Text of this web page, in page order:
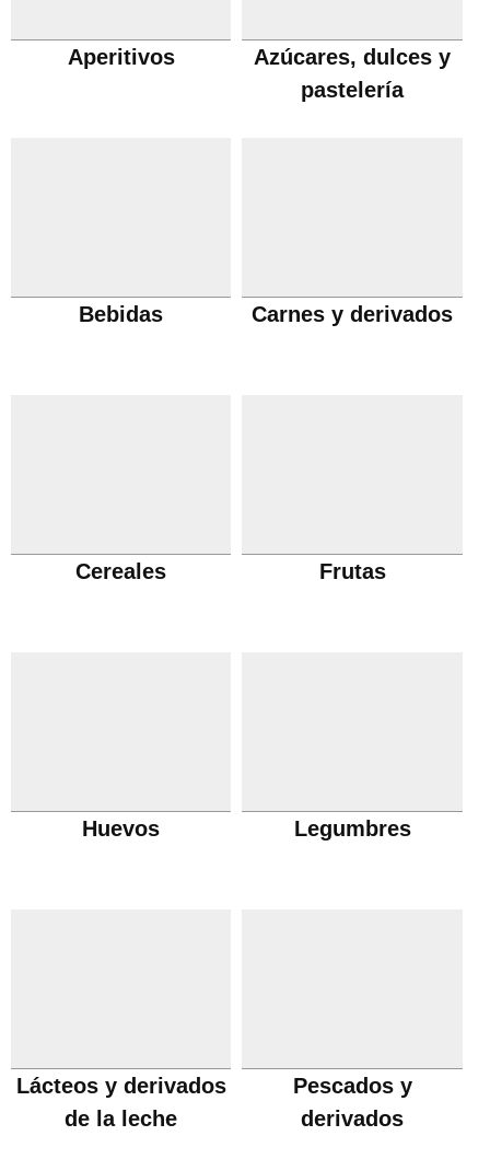
Aperitivos
Azúcares, dulces y
pastelería
Bebidas Carnes y derivados
Cereales Frutas
Huevos Legumbres
Lácteos y derivados
de la leche
Pescados y
derivados